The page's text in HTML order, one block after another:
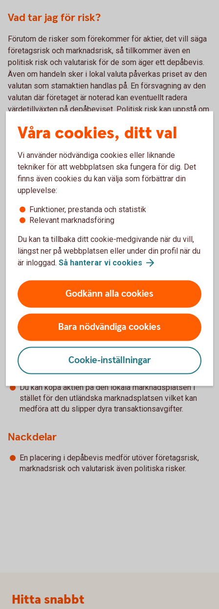
Vad tar jag för risk?
Förutom de risker som förekommer för aktier, det vill säga
företagsrisk och marknadsrisk, så tillkommer även en
politisk risk och valutarisk för de som äger ett depåbevis.
Även om handeln sker i lokal valuta påverkas priset av den
valutan som stamaktien handlas på. En försvagning av den
valutan där företaget är noterad kan eventuellt radera
värdetillväxten på depåbeviset. Politisk risk kan uppstå om
aktien. Även andra politiska beslut i landet som företaget är
verksamt i kan påverka dess framtida avkastning.
Vad påverkar avkastningen?
Avkastningen består av tre delar på ett depåbevis.
Aktieutdelning, värdestegring och valutakursens utveckling.
betalas ut under året. Värdestegringens avkastning uppstår
först när depåbeviset säljs och påverkas även av
valutakursen. En värdestegring kan minska eller till och med
depåbeviset köptes.
För- och nackdelar med depåbevis
Fördelar
Du kan köpa aktien på den lokala marknadsplatsen i
stället för den utländska marknadsplatsen vilket kan
medföra att du slipper dyra transaktionsavgifter.
Nackdelar
En placering i depåbevis medför utöver företagsrisk,
marknadsrisk och valutarisk även politiska risker.
Våra cookies, ditt val
Vi använder nödvändiga cookies eller liknande
tekniker för att webbplatsen ska fungera för dig. Det
finns även cookies du kan välja som förbättrar din
upplevelse:
Funktioner, prestanda och statistik
Relevant marknadsföring
Du kan ta tillbaka ditt cookie-medgivande när du vill,
längst ner på webbplatsen eller under din profil när du
är inloggad. Så hanterar vi cookies
Godkänn alla cookies
Bara nödvändiga cookies
Cookie-inställningar
Sidfot
Hitta snabbt